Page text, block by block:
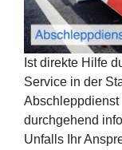
Ist direkte Hilfe
Service in der
durchgehend
Unfalls Ihr